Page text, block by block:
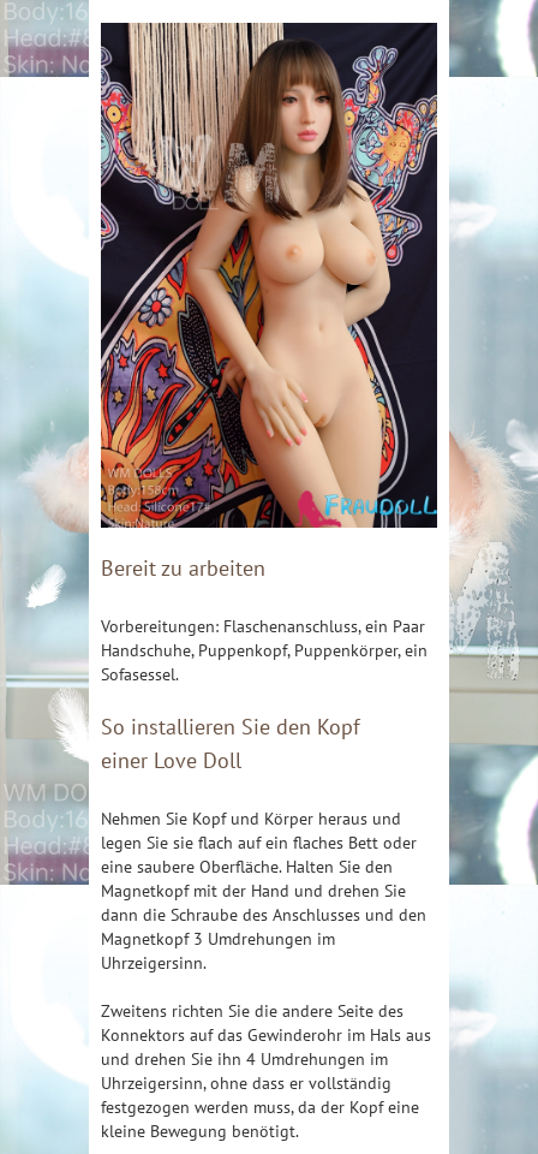
Bereit zu arbeiten
Vorbereitungen: Flaschenanschluss, ein Paar
Handschuhe, Puppenkopf, Puppenkörper, ein
Sofasessel.
So installieren Sie den Kopf
einer Love Doll
Nehmen Sie Kopf und Körper heraus und
legen Sie sie flach auf ein flaches Bett oder
eine saubere Oberfläche. Halten Sie den
Magnetkopf mit der Hand und drehen Sie
dann die Schraube des Anschlusses und den
Magnetkopf 3 Umdrehungen im
Uhrzeigersinn.
Zweitens richten Sie die andere Seite des
Konnektors auf das Gewinderohr im Hals aus
und drehen Sie ihn 4 Umdrehungen im
Uhrzeigersinn, ohne dass er vollständig
festgezogen werden muss, da der Kopf eine
kleine Bewegung benötigt.